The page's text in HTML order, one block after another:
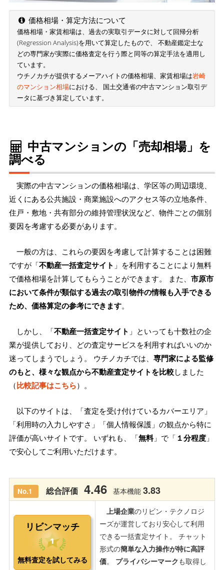
価格相場・算定方法について
価格相場・家賃相場は、過去の実取引データに対して回帰分析
(Regression Analysis)を用いて算定したもので、 不動産鑑定士な
どの専門家が実際に価格査定を行う際と同等の算定手法を適用し
ています。
ウチノカチが提供するメーアハイトの価格相場、家賃相場は岩崎
のマンション相場における、 国土交通省の中古マンション取引デ
ータに基づき算定しています。
中古マンションの「売却相場」を
調べる
実際の中古マンションの価格相場は、学区等の周辺環境、
近くにある公共施設・商業施設へのアクセス等の立地条件、
住戸・敷地・共有部分の維持管理状況など、物件ごとの個別
要因を考慮する必要があります。
一般の方は、これらの要因を考慮して計算することは困難
ですが「不動産一括査定サイト 」を利用することにより無料
で価格相場を計算してもらうことができます。 また、 市原市
において条件が類似する過去の取引物件の情報も入手できる
ため、価格算定の参考にできます。
しかし、「不動産一括査定サイト 」といっても十数社の企
業が提供しており、どの査定サービスを利用すればいいのか
迷ってしまうでしょう。 ウチノカチでは、 専門家による監修
のもと、様々な観点から不動産査定サイトを比較しました
（比較記事はこちら）。
以下のサイトは、「査定を受け付けているカバーエリア」
「利用時の入力しやすさ」「個人情報保護」の観点から特に
評価が高いサイトです。 いずれも、「無料」で「 １分程度 」
で安心してご利用いただけます。